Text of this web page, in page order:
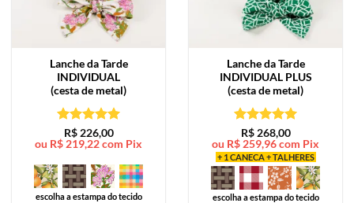
Lanche da Tarde
INDIVIDUAL
(cesta de metal)
Avaliação5
de 5
R$226,00
ou R$ 219,22com Pix
escolha a estampa do tecido
Lanche da Tarde
INDIVIDUAL PLUS
(cesta de metal)
Avaliação5
de 5
R$268,00
ou R$ 259,96com Pix
+ 1 CANECA + TALHERES
escolha a estampa do tecido